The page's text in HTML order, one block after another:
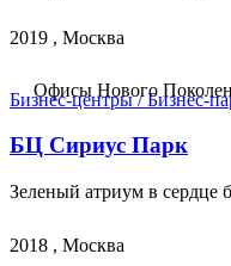
2019 , Москва
Офисы Нового
Бизнес-центры / Бизнес-
БЦ Сириус Парк
Зеленый атриум в сердце
2018 , Москва